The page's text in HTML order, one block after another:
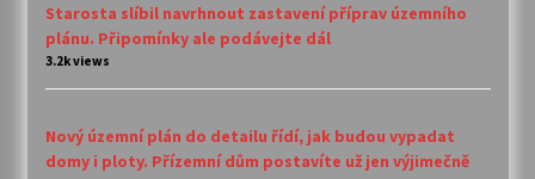
Starosta slíbil navrhnout zastavení příprav územního
plánu. Připomínky ale podávejte dál
3.2k views
Nový územní plán do detailu řídí, jak budou vypadat
domy i ploty. Přízemní dům postavíte už jen výjimečně